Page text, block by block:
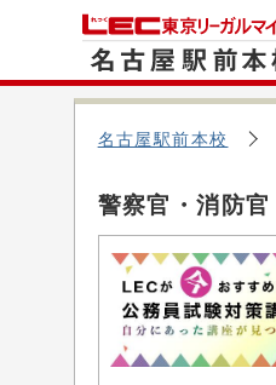
名古屋駅前本校
警察官・消防官